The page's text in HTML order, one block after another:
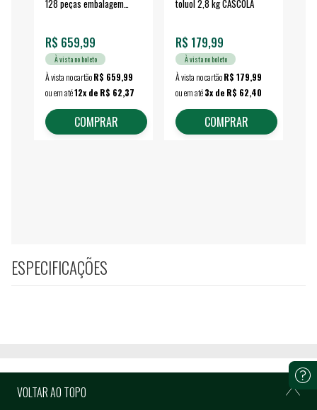
128 peças embalagem
R$ 659,99
À vista no boleto
À vista no cartãoR$ 659,99
ou em até12x de R$ 62,37
COMPRAR
toluol 2,8 kg CASCOLA
R$ 179,99
À vista no boleto
À vista no cartãoR$ 179,99
ou em até3x de R$ 62,40
COMPRAR
ESPECIFICAÇÕES
VOLTAR AO TOPO